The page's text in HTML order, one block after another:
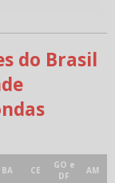
do Brasil
BA CE
GO e
DF
AM